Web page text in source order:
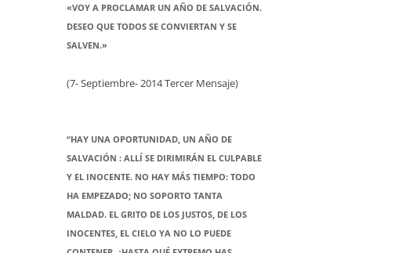
«VOY A PROCLAMAR UN AÑO DE SALVACIÓN.
DESEO QUE TODOS SE CONVIERTAN Y SE
SALVEN.»
(7- Septiembre- 2014 Tercer Mensaje)
“HAY UNA OPORTUNIDAD, UN AÑO DE
SALVACIÓN : ALLÍ SE DIRIMIRÁN EL CULPABLE
Y EL INOCENTE. NO HAY MÁS TIEMPO: TODO
HA EMPEZADO; NO SOPORTO TANTA
MALDAD. EL GRITO DE LOS JUSTOS, DE LOS
INOCENTES, EL CIELO YA NO LO PUEDE